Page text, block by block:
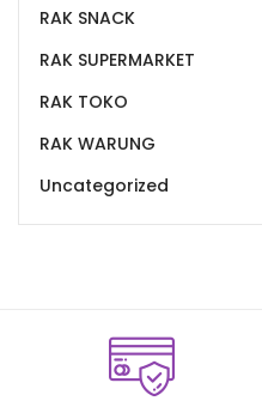
RAK SNACK
RAK SUPERMARKET
RAK TOKO
RAK WARUNG
Uncategorized